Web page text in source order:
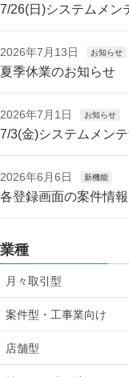
7/26(日)システムメン
2026年7月13日 お知らせ
夏季休業のお知らせ
2026年7月1日 お知らせ
7/3(金)システムメン
2026年6月6日 新機能
各登録画面の案件情
業種
月々取引型
案件型・工事業向け
店舗型